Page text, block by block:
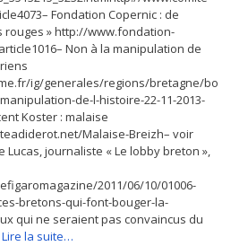
Fondation Copernic : de
rouges » http://www.fondation-
Non à la manipulation de
ig/generales/regions/bretagne/bo
de-l-histoire-22-11-2013-
Koster : malaise
Malaise-Breizh– voir
Lucas, journaliste « Le lobby breton »,
2011/06/10/01006-
ces-bretons-qui-font-bouger-la-
qui ne seraient pas convaincus du
Lire la suite…